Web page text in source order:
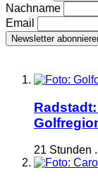
Nachname
Email
21 Stunden